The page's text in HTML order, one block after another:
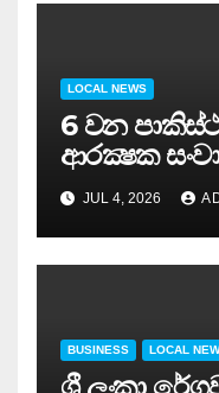
LOCAL NEWS
6 වන
ආරක්‍ෂක
සාර්ථකව
JUL 4, 2026
BUSINESS LOCAL